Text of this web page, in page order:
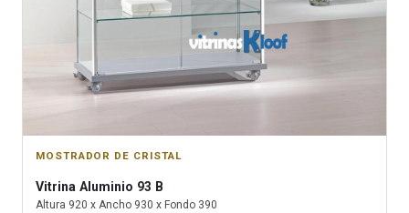
MOSTRADOR DE CRISTAL
Vitrina Aluminio 93 B
Altura 920 x Ancho 930 x Fondo 390